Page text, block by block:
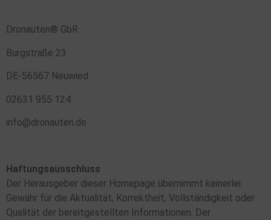
Dronauten® GbR
Burgstraße 23
DE-56567 Neuwied
02631 955 124
info@dronauten.de
Haftungsausschluss
Der Herausgeber dieser Homepage übernimmt keinerlei
Gewähr für die Aktualität, Korrektheit, Vollständigkeit oder
Qualität der bereitgestellten Informationen. Der